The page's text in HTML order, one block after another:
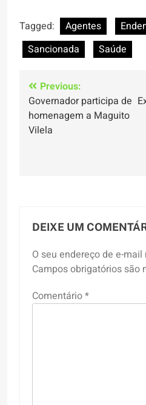
Tagged: Agentes
Sancionada
Saúde
Navegação
de
Post
Previous:
Governador participa de
homenagem a Maguito
Vilela
DEIXE UM
O seu endereço de e-
Campos obrigatórios são
Comentário*